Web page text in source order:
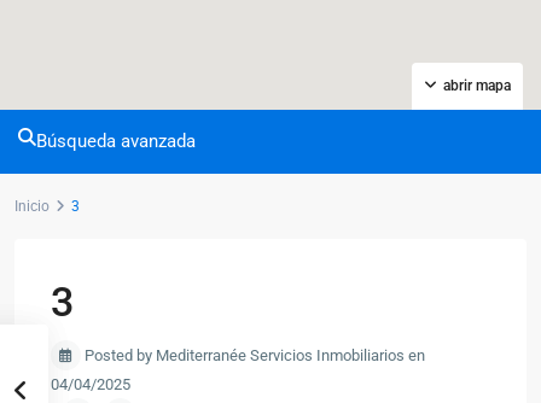
abrir mapa
Búsqueda avanzada
Inicio 3
3
Posted by Mediterranée Servicios Inmobiliarios en
04/04/2025